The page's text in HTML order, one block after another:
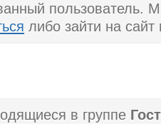
либо зайти на
в группе